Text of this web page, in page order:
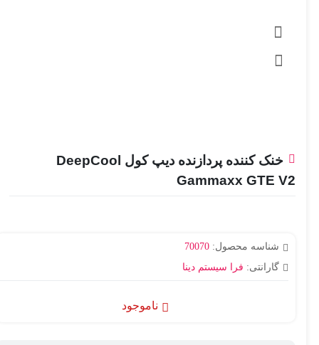
خنک کننده پردازنده دیپ کول DeepCool
Gammaxx GTE V2
شناسه محصول: 70070
گارانتی: فرا سیستم دینا
ناموجود